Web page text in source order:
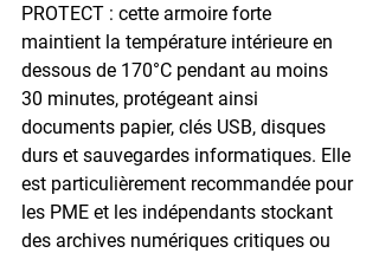
PROTECT : cette armoire forte
maintient la température intérieure en
dessous de 170°C pendant au moins
30 minutes, protégeant ainsi
documents papier, clés USB, disques
durs et sauvegardes informatiques. Elle
est particulièrement recommandée pour
les PME et les indépendants stockant
des archives numériques critiques ou